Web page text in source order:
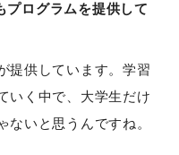
プログラムを提供して
提供しています。学習
いく中で、大学生だけ
ないと思うんですね。